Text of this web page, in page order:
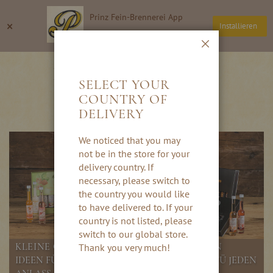
× Prinz Fein-Brennerei App
Installieren
Inhalt
Suche
KLEINE GESCHENKE
KLEINE GESCHENKE, DIE FREUDE MACHEN
IDEEN FÜR KLEINE GESCHENKE VON PRINZ FÜ JEDEN
SELECT YOUR
COUNTRY OF
DELIVERY
We noticed that you may
not be in the store for your
delivery country. If
necessary, please switch to
the country you would like
to have delivered to. If your
country is not listed, please
switch to our global store.
Thank you very much!